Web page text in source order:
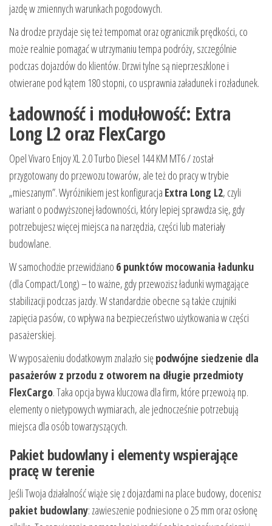
jazdę w zmiennych warunkach pogodowych.
Na drodze przydaje się też tempomat oraz ogranicznik prędkości, co
może realnie pomagać w utrzymaniu tempa podróży, szczególnie
podczas dojazdów do klientów. Drzwi tylne są nieprzeszklone i
otwierane pod kątem 180 stopni, co usprawnia załadunek i rozładunek.
Ładowność i modułowość: Extra
Long L2 oraz FlexCargo
Opel Vivaro Enjoy XL 2.0 Turbo Diesel 144 KM MT6 / został
przygotowany do przewozu towarów, ale też do pracy w trybie
„mieszanym”. Wyróżnikiem jest konfiguracja Extra Long L2, czyli
wariant o podwyższonej ładowności, który lepiej sprawdza się, gdy
potrzebujesz więcej miejsca na narzędzia, części lub materiały
budowlane.
W samochodzie przewidziano 6 punktów mocowania ładunku
(dla Compact/Long) – to ważne, gdy przewozisz ładunki wymagające
stabilizacji podczas jazdy. W standardzie obecne są także czujniki
zapięcia pasów, co wpływa na bezpieczeństwo użytkowania w części
pasażerskiej.
W wyposażeniu dodatkowym znalazło siępodwójne siedzenie dla
pasażerów z przodu z otworem na długie przedmioty
FlexCargo. Taka opcja bywa kluczowa dla firm, które przewożą np.
elementy o nietypowych wymiarach, ale jednocześnie potrzebują
miejsca dla osób towarzyszących.
Pakiet budowlany i elementy wspierające
pracę w terenie
Jeśli Twoja działalność wiąże się z dojazdami na place budowy, docenisz
pakiet budowlany: zawieszenie podniesione o 25 mm oraz osłonę